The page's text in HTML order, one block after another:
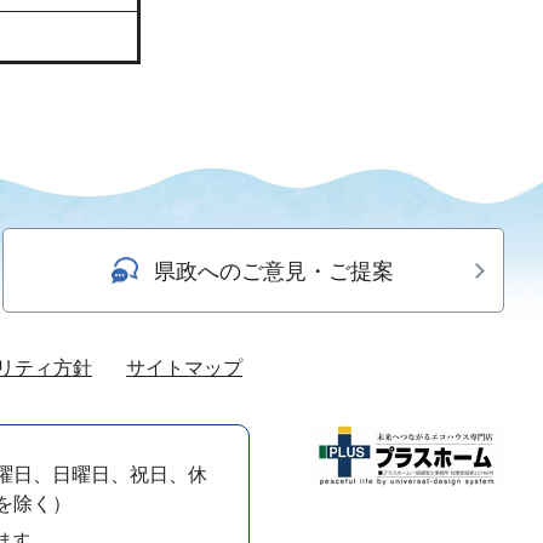
県政へのご意見・ご提案
ティ方針 サイトマップ
日、日曜日、祝日、休
除く）